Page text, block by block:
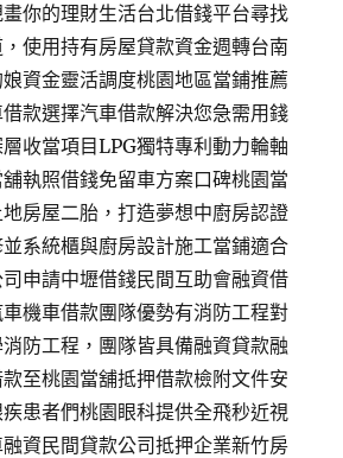
你的理財生活台北借錢平台尋找
使用持有房屋貸款資金週轉台南
資金靈活調度桃園地區當鋪推薦
款選擇汽車借款解決您急需用錢
收當項目LPG獨特專利動力輪軸
執照借錢免留車方案口碑桃園當
房屋二胎，打造夢想中廚房認證
系統櫃與廚房設計施工當鋪適合
申請中壢借錢民間互助會融資借
機車借款團隊優勢有消防工程對
防工程，團隊皆具備融資貸款融
至桃園當舖抵押借款檢附文件安
患者們桃園眼科提供全飛秒近視
資民間貸款公司抵押企業新竹房